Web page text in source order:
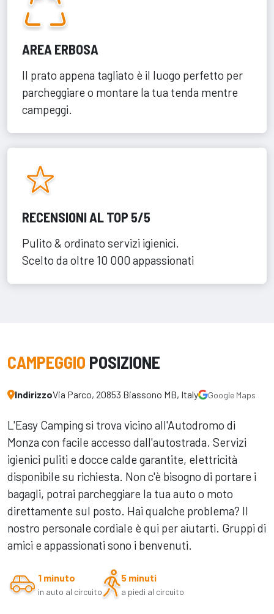
AREA ERBOSA
Il prato appena tagliato è il luogo perfetto per
parcheggiare o montare la tua tenda mentre
campeggi.
RECENSIONI AL TOP 5/5
Pulito & ordinato servizi igienici.
Scelto da oltre 10 000 appassionati
CAMPEGGIO POSIZIONE
IndirizzoVia Parco, 20853 Biassono MB, Italy Google Maps
L'Easy Camping si trova vicino all'Autodromo di
Monza con facile accesso dall'autostrada. Servizi
igienici puliti e docce calde garantite, elettricità
disponibile su richiesta. Non c'è bisogno di portare i
bagagli, potrai parcheggiare la tua auto o moto
direttamente sul posto. Hai qualche problema? Il
nostro personale cordiale è qui per aiutarti. Gruppi di
amici e appassionati sono i benvenuti.
1 minuto
in auto al circuito
5 minuti
a piedi al circuito